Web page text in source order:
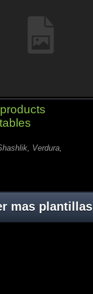
Verdura,
mas plantillas